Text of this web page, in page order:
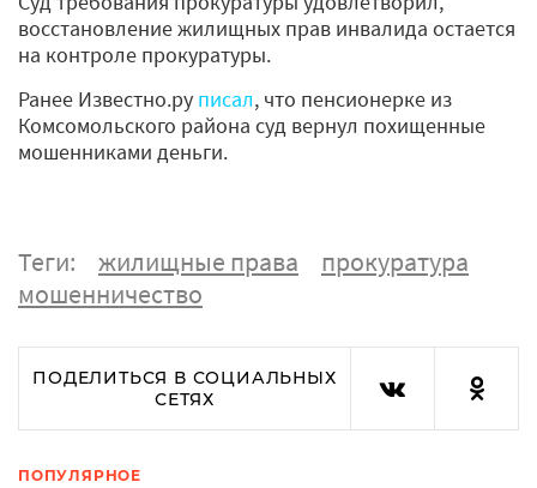
восстановление жилищных прав инвалида остается
на контроле прокуратуры.
Ранее Известно.ру писал, что пенсионерке из
Комсомольского района суд вернул похищенные
мошенниками деньги.
Теги: жилищные права
прокуратура
мошенничество
ПОДЕЛИТЬСЯ В СОЦИАЛЬНЫХ
СЕТЯХ
ПОПУЛЯРНОЕ